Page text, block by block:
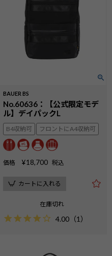
BAUER BS
No.60636：【公式限定モデ
ル】デイパックL
B4収納可 フロントにA4収納可
価格 ¥18,700 税込
カートに入れる
在庫切れ
4.00 （1）